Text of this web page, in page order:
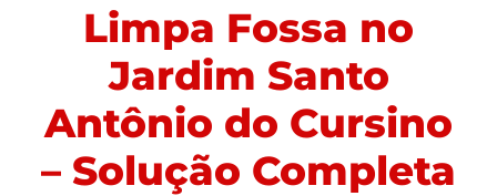
Limpa Fossa no
Jardim Santo
Antônio do Cursino
– Solução Completa